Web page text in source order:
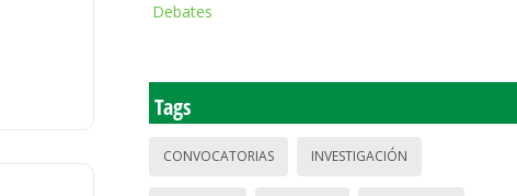
Debates
Tags
CONVOCATORIAS INVESTIGACIÓN